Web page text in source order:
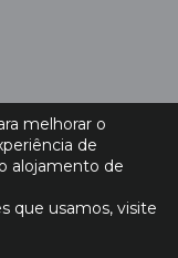
melhorar o
de
alojamento de
que usamos, visite